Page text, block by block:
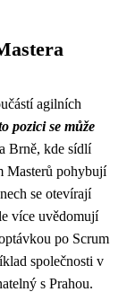
agilních
pozici se může
Brně, kde sídlí
Masterů pohybují
se otevírají
více uvědomují
po Scrum
společnosti v
s Prahou.